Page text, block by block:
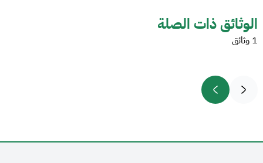
الوثائق ذات الصلة
1 وثائق